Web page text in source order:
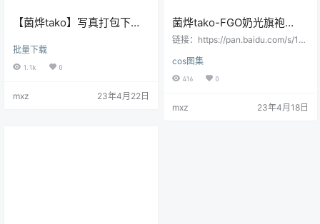
【菌烨tako】写真打包下载
批量下载
1.1k 0
mxz 23年4月22日
菌烨tako-FGO奶光旗袍
[19P-105M]
链接：https://pan.baidu.com/s/1oE
0np2 会员用户直接提取：
cos图集
416 0
mxz 23年4月18日